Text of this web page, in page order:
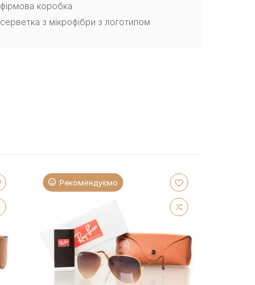
фірмова коробка
серветка з мікрофібри з логотипом
Рекомендуємо